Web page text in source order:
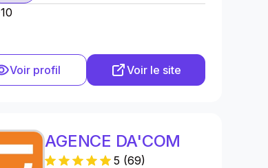
Voir profil Voir le site
AGENCE DA'COM
5 (69)